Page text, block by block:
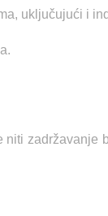
uključujući i
zadržavanje